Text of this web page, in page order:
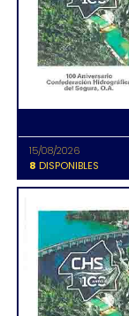
15/08/2026
8 DISPONIBLES